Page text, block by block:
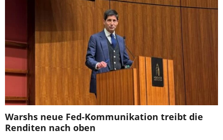
Warshs neue Fed-Kommunikation treibt die
Renditen nach oben